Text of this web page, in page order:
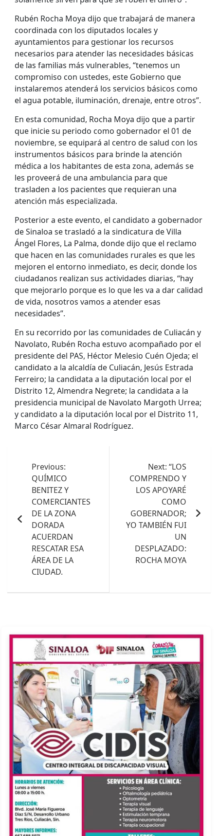
Rubén Rocha Moya dijo que trabajará de manera
coordinada con los diputados locales y
ayuntamientos para gestionar los recursos
necesarios para atender las necesidades básicas
de las familias más vulnerables, “tenemos un
compromiso con ustedes, este Gobierno que
instalaremos atenderá los servicios básicos como
el agua potable, iluminación, drenaje, entre otros”.
En esta comunidad, Rocha Moya dijo que a partir
que inicie su periodo como gobernador el 01 de
noviembre, se equipará al centro de salud con los
instrumentos básicos para brinde la atención
médica a los habitantes de esta zona, además se
les proveerá de una ambulancia para que
trasladen a los pacientes que requieran una
atención más especializada.
Posterior a este evento, el candidato a gobernador
de Sinaloa se trasladó a la sindicatura de Villa
Ángel Flores, La Palma, donde dijo que el reclamo
que hacen en las comunidades rurales es que les
mejoren el entorno inmediato, es decir, donde los
ciudadanos realizan sus actividades diarias, “hay
que mejorarlo porque es lo que les va a dar calidad
de vida, nosotros vamos a atender esas
necesidades”.
En su recorrido por las comunidades de Culiacán y
Navolato, Rubén Rocha estuvo acompañado por el
presidente del PAS, Héctor Melesio Cuén Ojeda; el
candidato a la alcaldía de Culiacán, Jesús Estrada
Ferreiro; la candidata a la diputación local por el
Distrito 12, Almendra Negrete; la candidata a la
presidencia municipal de Navolato Margoth Urrea;
y candidato a la diputación local por el Distrito 11,
Marco César Almaral Rodríguez.
entradas
Previous:
QUÍMICO
BENITEZ Y
COMERCIANTES
DE LA ZONA
DORADA
ACUERDAN
RESCATAR ESA
ÁREA DE LA
CIUDAD.
Next: “LOS
COMPRENDO Y
LOS APOYARÉ
COMO
GOBERNADOR;
YO TAMBIÉN FUI
UN
DESPLAZADO:
ROCHA MOYA